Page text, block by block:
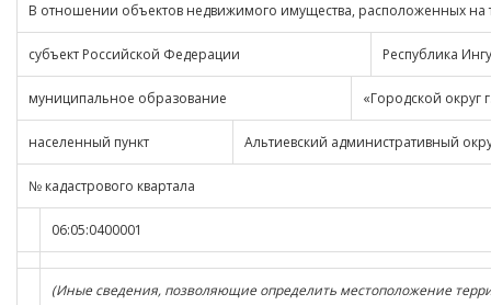
В отношении объектов недвижимого имущества, расположенных на
субъект Российской Федерации Республика
муниципальное образование «Городской округ
населенный пункт Альтиевский административный
№ кадастрового квартала
06:05:0400001
(Иные сведения, позволяющие определить местоположение